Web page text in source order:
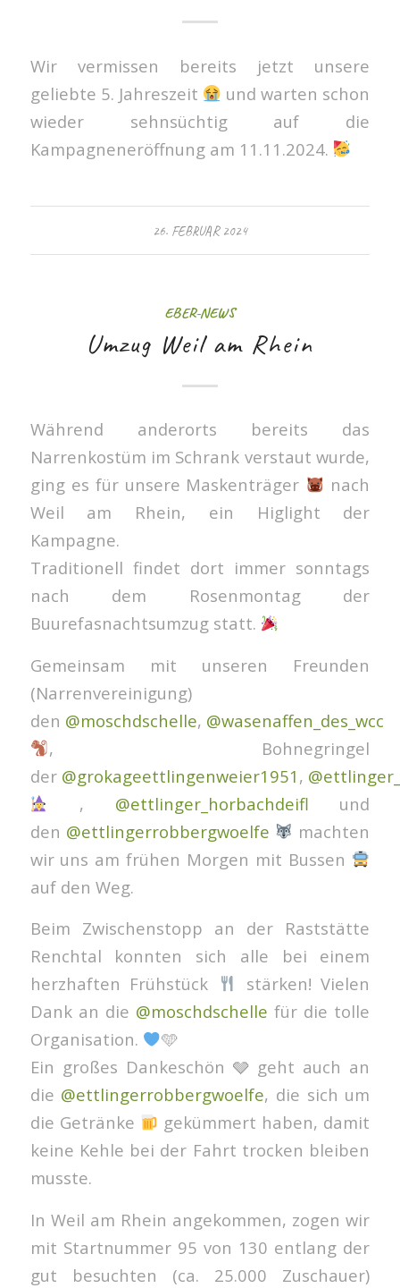
Wir vermissen bereits jetzt unsere
geliebte 5. Jahreszeit
und warten schon
wieder sehnsüchtig auf die
Kampagneneröffnung am 11.11.2024.
26. FEBRUAR 2024
EBER-NEWS
Umzug Weil am Rhein
Während anderorts bereits das
Narrenkostüm im Schrank verstaut wurde,
ging es für unsere Maskenträger
nach
Weil am Rhein, ein Higlight der
Kampagne.
Traditionell findet dort immer sonntags
nach dem Rosenmontag der
Buurefasnachtsumzug statt.
Gemeinsam mit unseren Freunden
(Narrenvereinigung)
den @moschdschelle, @wasenaffen_des_wcc
, Bohnegringel
der @grokageettlingenweier1951 ,
, @ettlinger_horbachdeifl und
den @ettlingerrobbergwoelfe
machten
wir uns am frühen Morgen mit Bussen
auf den Weg.
Beim Zwischenstopp an der Raststätte
Renchtal konnten sich alle bei einem
herzhaften Frühstück
stärken! Vielen
Dank an die @moschdschelle für die tolle
Organisation.
🩵
Ein großes Dankeschön 🩶 geht auch an
die @ettlingerrobbergwoelfe, die sich um
die Getränke
gekümmert haben, damit
keine Kehle bei der Fahrt trocken bleiben
musste.
In Weil am Rhein angekommen, zogen wir
mit Startnummer 95 von 130 entlang der
gut besuchten (ca. 25.000 Zuschauer)